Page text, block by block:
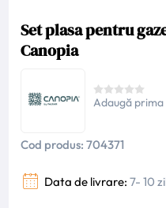
Set plasa pentru
Canopia
Adaugă prima
Cod produs: 704371
Data de livrare: 7- 10